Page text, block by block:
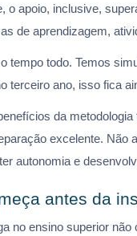
o apoio, inclusive,
de aprendizagem,
tempo todo. Temos
terceiro ano, isso fica
da
excelente. Não
autonomia e
antes da
no ensino superior